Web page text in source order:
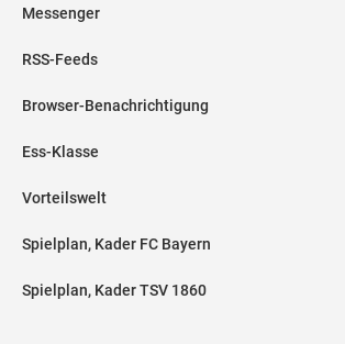
Messenger
RSS-Feeds
Browser-Benachrichtigung
Ess-Klasse
Vorteilswelt
Spielplan, Kader FC Bayern
Spielplan, Kader TSV 1860